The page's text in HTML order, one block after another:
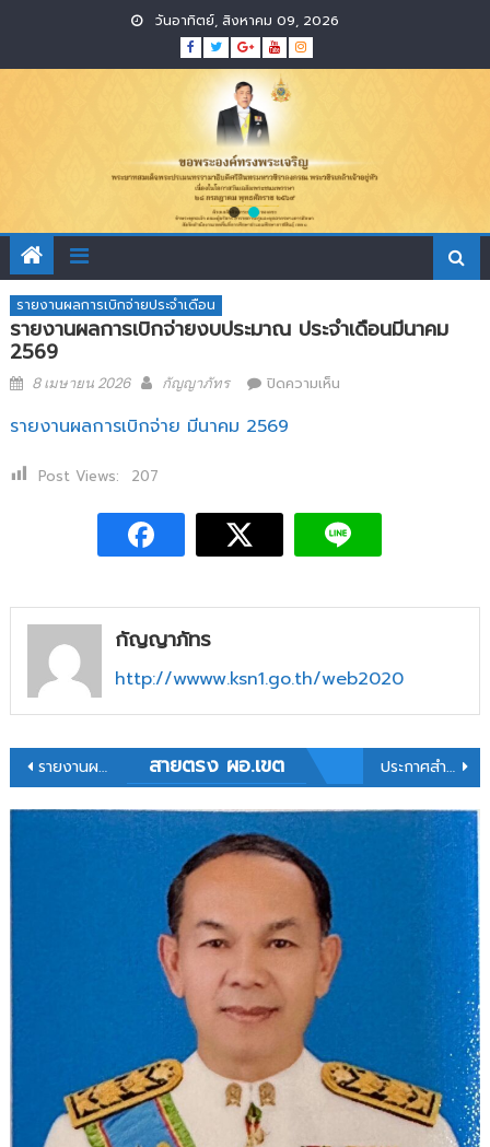
content
วันอาทิตย์, สิงหาคม 09, 2026
รายงานผลการเบิกจ่ายประจำเดือน
รายงานผลการเบิกจ่ายงบประมาณ ประจำเดือนมีนาคม
2569
Posted
8 เมษายน 2026 Author
กัญญาภัทร ปิดความเห็นบน
งบ
ประมาณ
ประจำ
รายงานผลการเบิกจ่าย มีนาคม 2569
Post Views: 207
กัญญาภัทร
http://wwww.ksn1.go.th/web2020
แนะแนว
เรื่อง
รายงานผลการเบิกจ่ายงบประมาณ ประจำเดือนกุมภาพันธ์ 2569 ประกาศสำนักงานเขตพื้นที่การศึกษาประถมศึกษากาฬสินธุ์ เขต 1 เรื่อง ประกาศผลการพิจารณาย้ายข้าราชการครูและบุคลากรทางการศึกษา ตำแหน่งครู ประจำปี พ.ศ. 2569 รอบที่ 1
สายตรง ผอ.เขต